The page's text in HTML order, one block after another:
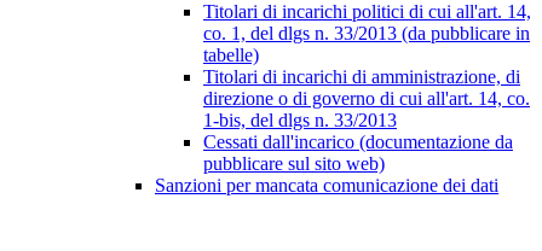
Titolari di incarichi politici di cui all'art. 14,
co. 1, del dlgs n. 33/2013 (da pubblicare in
tabelle)
Titolari di incarichi di amministrazione, di
direzione o di governo di cui all'art. 14, co.
1-bis, del dlgs n. 33/2013
Cessati dall'incarico (documentazione da
pubblicare sul sito web)
Sanzioni per mancata comunicazione dei dati